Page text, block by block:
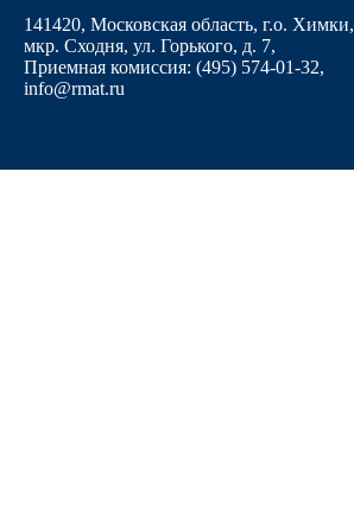
141420, Московская область, г.о. Химки,
мкр. Сходня, ул. Горького, д. 7,
Приемная комиссия: (495) 574-01-32,
info@rmat.ru